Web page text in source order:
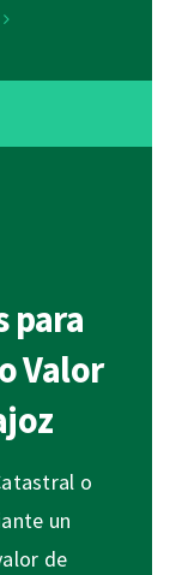
para
Valor
o
un
de